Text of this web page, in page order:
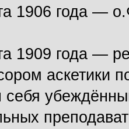
1906 года —
1909 года —
аскетики
себя